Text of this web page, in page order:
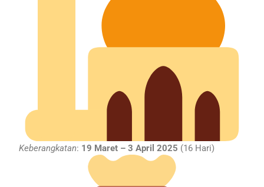
Keberangkatan: 19 Maret – 3 April 2025 (16 Hari)